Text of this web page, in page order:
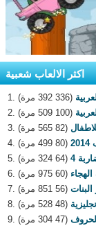
اكثر الالعاب شعبية
(336 392 مرة)
(100 509 مرة)
(82 565 مرة)
(80 499 مرة)
4
(64 324 مرة)
(60 975 مرة)
(56 851 مرة)
(48 528 مرة)
(47 304 مرة)